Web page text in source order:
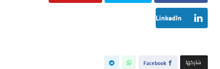
LinkedIn
‫‫ شاركها‬ Facebook